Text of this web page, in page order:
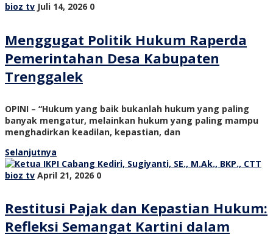
bioz tv Juli 14, 2026 0
Menggugat Politik Hukum Raperda
Pemerintahan Desa Kabupaten
Trenggalek
OPINI – “Hukum yang baik bukanlah hukum yang paling
banyak mengatur, melainkan hukum yang paling mampu
menghadirkan keadilan, kepastian, dan
Selanjutnya
bioz tv April 21, 2026 0
Restitusi Pajak dan Kepastian Hukum:
Refleksi Semangat Kartini dalam